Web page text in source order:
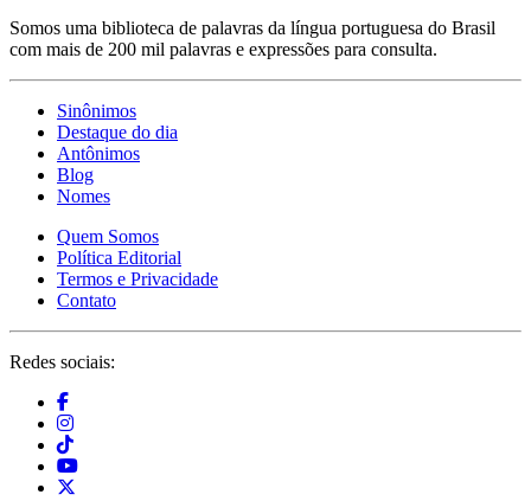
Somos uma biblioteca de palavras da língua portuguesa do Brasil
com mais de 200 mil palavras e expressões para consulta.
Sinônimos
Destaque do dia
Antônimos
Blog
Nomes
Quem Somos
Política Editorial
Termos e Privacidade
Contato
Redes sociais: